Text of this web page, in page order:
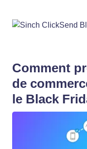
Comment
de
le Black